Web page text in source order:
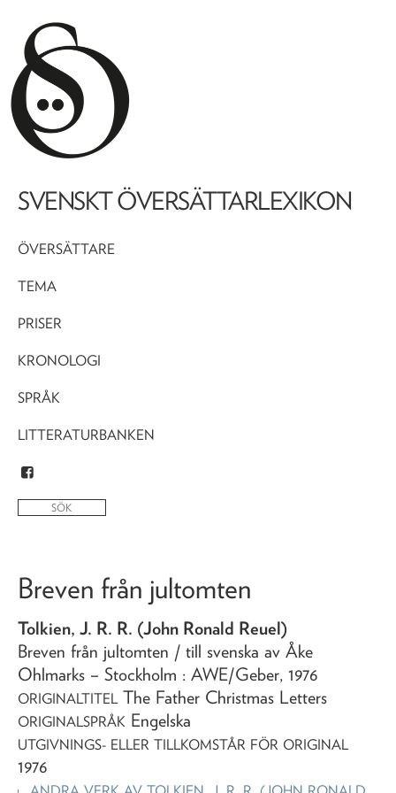
SVENSKT ÖVERSÄTTARLEXIKON
ÖVERSÄTTARE
TEMA
PRISER
KRONOLOGI
SPRÅK
LITTERATURBANKEN
Breven från jultomten
Tolkien, J. R. R. (John Ronald Reuel)
Breven från jultomten / till svenska av Åke
Ohlmarks – Stockholm : AWE/Geber, 1976
ORIGINALTITEL The Father Christmas Letters
ORIGINALSPRÅK Engelska
UTGIVNINGS- ELLER TILLKOMSTÅR FÖR ORIGINAL
1976